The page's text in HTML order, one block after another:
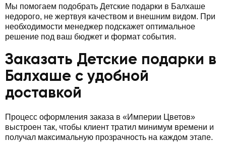
Мы помогаем подобрать Детские подарки в Балхаше
недорого, не жертвуя качеством и внешним видом. При
необходимости менеджер подскажет оптимальное
решение под ваш бюджет и формат события.
Заказать Детские подарки в
Балхаше с удобной
доставкой
Процесс оформления заказа в «Империи Цветов»
выстроен так, чтобы клиент тратил минимум времени и
получал максимальную прозрачность на каждом этапе.